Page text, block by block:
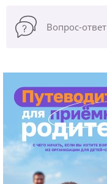
Вопрос-ответ